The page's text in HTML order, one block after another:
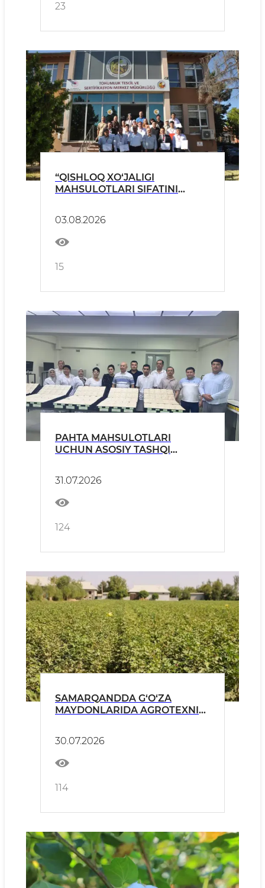
23
“QISHLOQ XO‘JALIGI
MAHSULOTLARI SIFATINI
BIR MUHIM QADAM
03.08.2026
15
PAHTA MAHSULOTLARI
UCHUN ASOSIY TASHQI
31.07.2026
124
SAMARQANDDA G‘O‘ZA
MAYDONLARIDA AGROTEXNIK
30.07.2026
114